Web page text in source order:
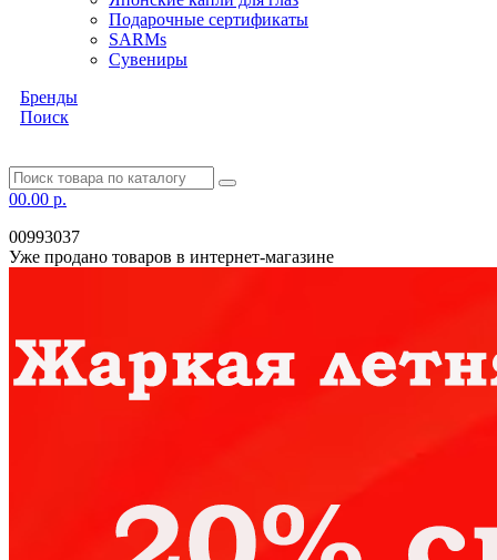
Подарочные сертификаты
SARMs
Сувениры
Бренды
Поиск
00.00 р.
00993037
Уже продано товаров в интернет-магазине